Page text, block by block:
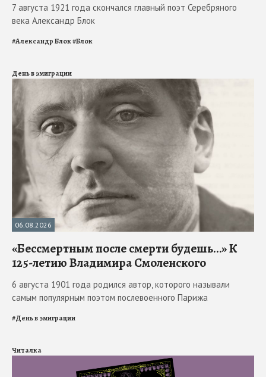
7 августа 1921 года скончался главный поэт Серебряного
века Александр Блок
#Александр Блок#Блок
День в эмиграции
06.08.2026
«Бессмертным после смерти будешь…» К
125-летию Владимира Смоленского
6 августа 1901 года родился автор, которого называли
самым популярным поэтом послевоенного Парижа
#День в эмиграции
Читалка